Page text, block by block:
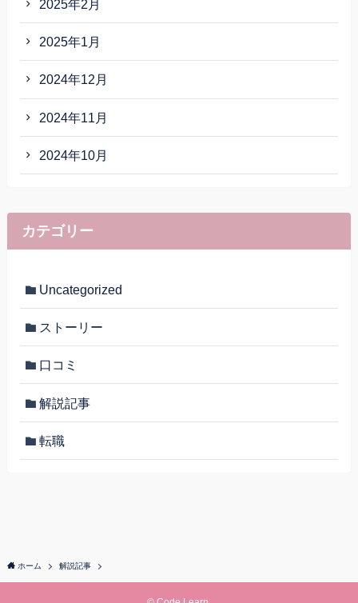
2025年2月
2025年1月
2024年12月
2024年11月
2024年10月
カテゴリー
Uncategorized
ストーリー
口コミ
解説記事
転職
ホーム 解説記事